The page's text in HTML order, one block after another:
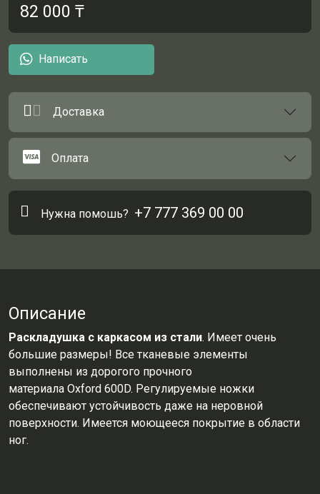
82 000 ₸
Написать
Доставка
Оплата
Нужна помошь? +7 777 369 00 00
Описание
Раскладушка с каркасом из стали. Имеет очень
большие размеры! Все тканевые элементы
выполнены из дорогого прочного
материала Oxford 600D. Регулируемые ножки
обеспечивают устойчивость даже на неровной
поверхности. Имеется моющееся покрытие в области
ног.